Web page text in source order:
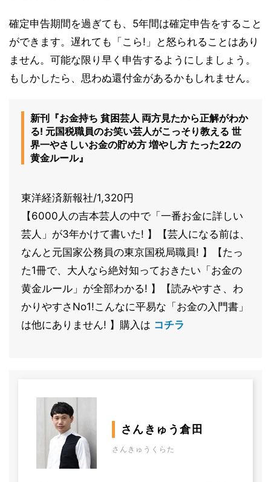
確定申告期間を過ぎても、5年間は確定申告をすること
ができます。遅れても「こら!」と怒られることはあり
ません。可能な限り早く申告するようにしましょう。
もしかしたら、思わぬ還付金があるかもしれません。
新刊『お金持ち 貧困芸人 両方見たから正解がわか
る! 元国税職員のお笑い芸人がこっそり教える 世
界一やさしいお金の貯め方 増やし方 たった22の
黄金ルール』
東洋経済新報社/1,320円
【6000人の吉本芸人の中で「一番お金に詳しい
芸人」が3年かけて書いた! 】【芸人になる前は、
なんと元国家公務員の東京国税局職員! 】【たっ
た1冊で、大人なら絶対知っておきたい「お金の
黄金ルール」が全部わかる! 】【読みやすさ、わ
かりやすさNo1!こんなに平易な「お金の入門書」
は他にありません! 】購入は コチラ
さんきゅう倉田
さんきゅうくらた